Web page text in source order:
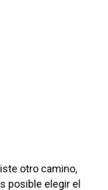
otro camino,
posible elegir el